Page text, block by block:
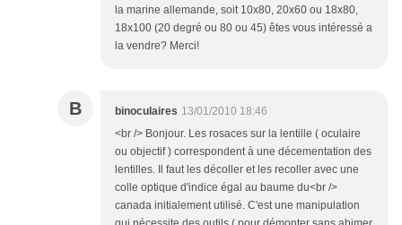
la marine allemande, soit 10x80, 20x60 ou 18x80,
18x100 (20 degré ou 80 ou 45) êtes vous intéressé a
la vendre? Merci!
B binoculaires 13/01/2010 18:46
<br /> Bonjour. Les rosaces sur la lentille ( oculaire
ou objectif ) correspondent à une décementation des
lentilles. Il faut les décoller et les recoller avec une
colle optique d'indice égal au baume du<br />
canada initialement utilisé. C'est une manipulation